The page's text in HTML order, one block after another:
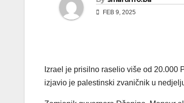
FEB 9, 2025
Izrael je prisilno raselio više od 20.000
izjavio je palestinski zvaničnik u